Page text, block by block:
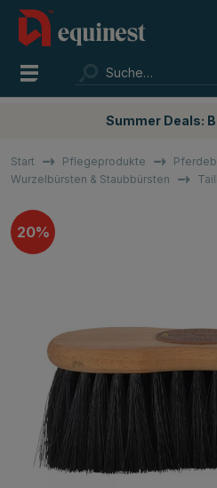
Summer Deals:
Start Pflegeprodukte
Wurzelbürsten & Staubbürsten
20